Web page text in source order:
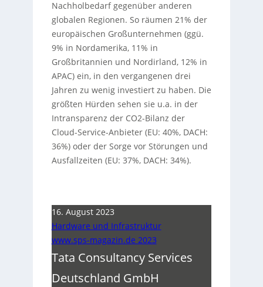
Nachholbedarf gegenüber anderen
globalen Regionen. So räumen 21% der
europäischen Großunternehmen (ggü.
9% in Nordamerika, 11% in
Großbritannien und Nordirland, 12% in
APAC) ein, in den vergangenen drei
Jahren zu wenig investiert zu haben. Die
größten Hürden sehen sie u.a. in der
Intransparenz der CO2-Bilanz der
Cloud-Service-Anbieter (EU: 40%, DACH:
36%) oder der Sorge vor Störungen und
Ausfallzeiten (EU: 37%, DACH: 34%).
16. August 2023
Hardware und Infrastruktur
www.sps-magazin.de 2023
Tata Consultancy Services
Deutschland GmbH